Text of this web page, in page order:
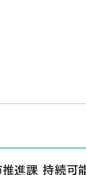
進課 持続可